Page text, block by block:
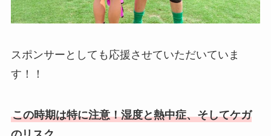
スポンサーとしても応援させていただいていま
す！！
この時期は特に注意！湿度と熱中症、そしてケガ